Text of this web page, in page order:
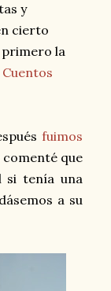
y
cierto
primero la
Cuentos
fuimos
que
si tenía una
a su